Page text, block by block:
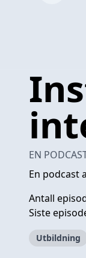
EN
En podcast
Antall
Siste
Utbildning